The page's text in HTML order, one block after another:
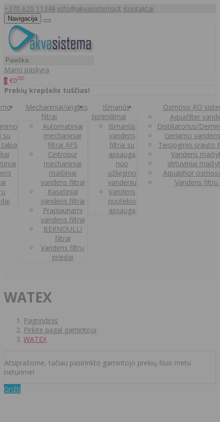
+370 620 11348 info@akvasistema.lt Kontaktai
Navigacija
Mano paskyra
0 €000
Prekių krepšelis tuščias!
su
Mechaniniai/anglies
filtrai
Automatiniai
mechaniniai
filtrai AFS
Cintropur
mechaniniai
maišiniai
vandens filtrai
Kasetiniai
vandens filtrai
Praplaunami
vandens filtrai
BERNOULLI
filtrai
Vandens filtrų
priedai
Išmanūs
sprendimai
Išmanūs
vandens
filtrai su
apsauga
nuo
užliejimo
vandeniu
Vandens
nuotekio
apsauga
Osmoso RO
Aquafilter
Distiliatorius/
Geriamo
Tiesioginio srauto
Vandens
Virtuviniai
Aquaphor
Vandens filtru
WATEX
Pagrindinis
Pirkite pagal gamintoją
WATEX
Atsiprašome, tačiau pasirinkto gamintojo prekių šiuo metu
neturime!
Grįžti